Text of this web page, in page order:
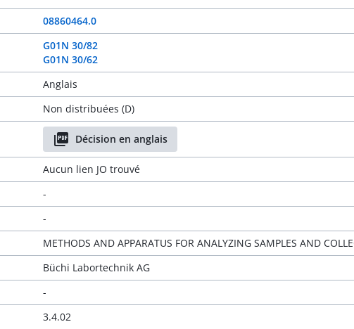
08860464.0
G01N 30/82
G01N 30/62
Anglais
Non distribuées (D)
Décision en anglais
Aucun lien JO trouvé
-
-
METHODS AND APPARATUS FOR ANALYZING SAMPLES AND
Büchi Labortechnik AG
-
3.4.02